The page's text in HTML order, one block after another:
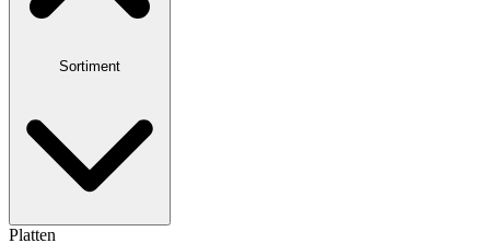
Sortiment
Platten